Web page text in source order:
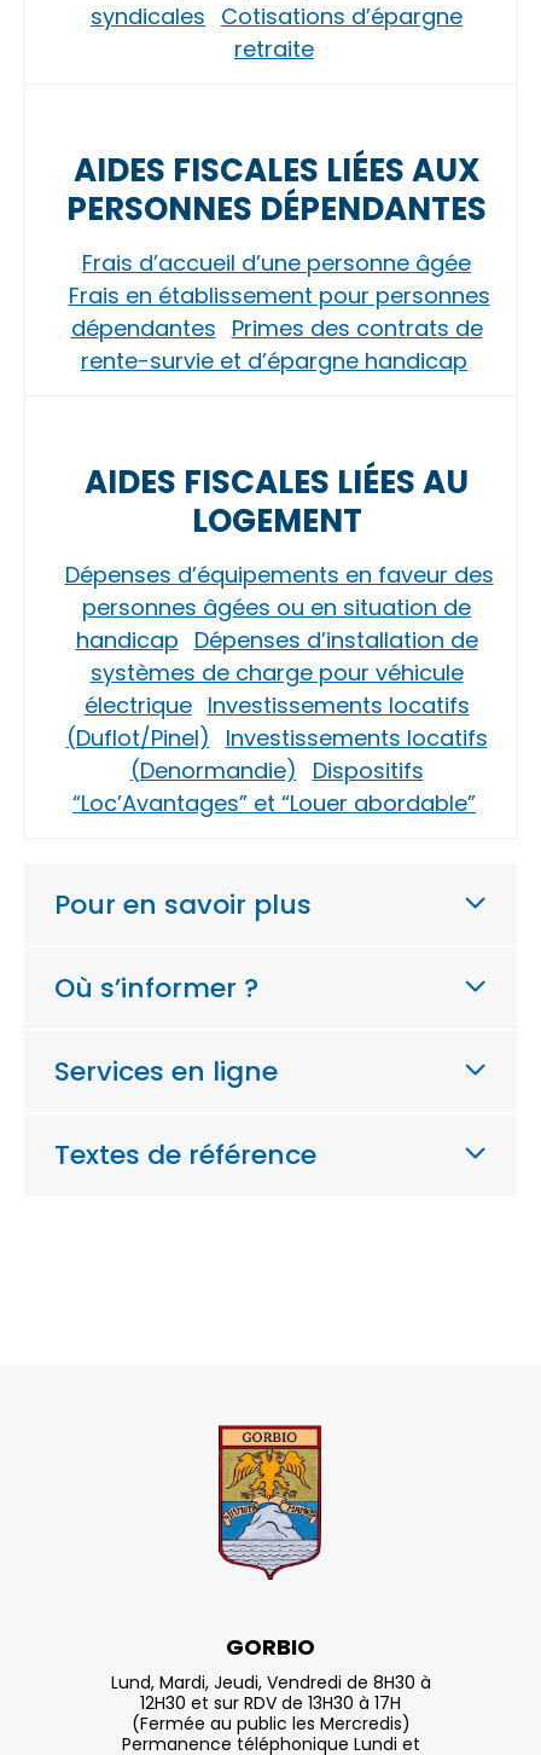
syndicales Cotisations d’épargne
retraite
AIDES FISCALES LIÉES AUX
PERSONNES DÉPENDANTES
Frais d’accueil d’une personne âgée
Frais en établissement pour personnes
dépendantes Primes des contrats de
rente-survie et d’épargne handicap
AIDES FISCALES LIÉES AU
LOGEMENT
Dépenses d’équipements en faveur des
personnes âgées ou en situation de
handicap Dépenses d’installation de
systèmes de charge pour véhicule
électrique Investissements locatifs
(Duflot/Pinel)
Investissements locatifs
(Denormandie)
Dispositifs
“Loc’Avantages” et “Louer abordable”
Pour en savoir plus
Où s’informer ?
Services en ligne
Textes de référence
GORBIO
Lund, Mardi, Jeudi, Vendredi de 8H30 à
12H30 et sur RDV de 13H30 à 17H
(Fermée au public les Mercredis)
Permanence téléphonique Lundi et